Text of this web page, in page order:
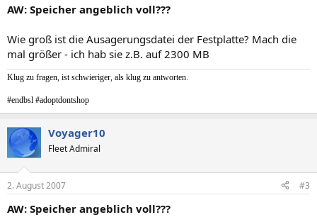
AW: Speicher angeblich voll???
Wie groß ist die Ausagerungsdatei der Festplatte? Mach die
mal größer - ich hab sie z.B. auf 2300 MB
Klug zu fragen, ist schwieriger, als klug zu antworten.
#endbsl #adoptdontshop
Voyager10
Fleet Admiral
2. August 2007 #3
AW: Speicher angeblich voll???